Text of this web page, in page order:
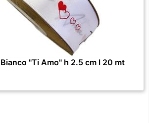
"Ti Amo" h 2.5 cm l 20 mt